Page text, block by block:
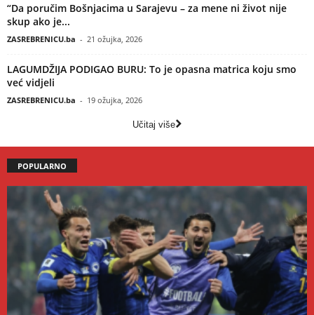
“Da poručim Bošnjacima u Sarajevu – za mene ni život nije
skup ako je...
ZASREBRENICU.ba - 21 ožujka, 2026
LAGUMDŽIJA PODIGAO BURU: To je opasna matrica koju smo
već vidjeli
ZASREBRENICU.ba - 19 ožujka, 2026
Učitaj više
POPULARNO